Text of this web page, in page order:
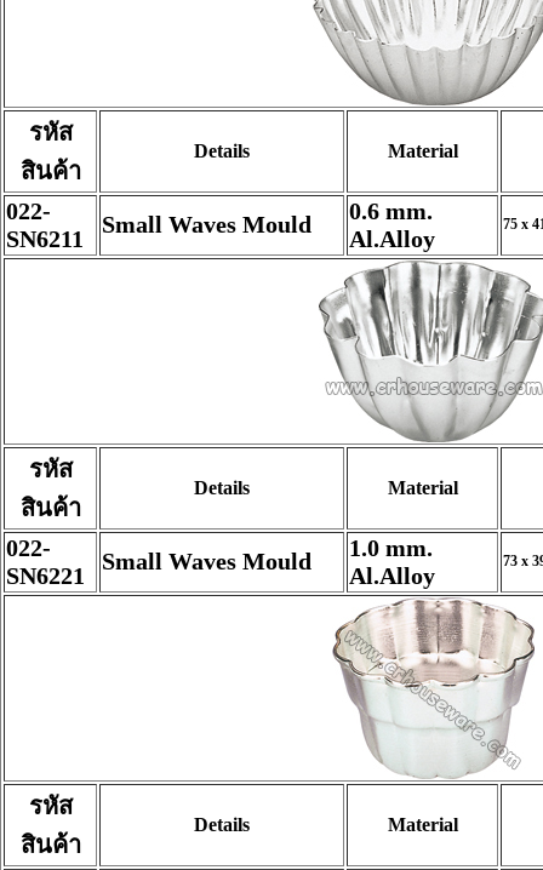
รหัส
สินค้า
Details Material
022-
SN6211
Small Waves Mould
0.6 mm.
Al.Alloy
75 x
รหัส
สินค้า
Details Material
022-
SN6221
Small Waves Mould
1.0 mm.
Al.Alloy
73 x
รหัส
สินค้า
Details Material